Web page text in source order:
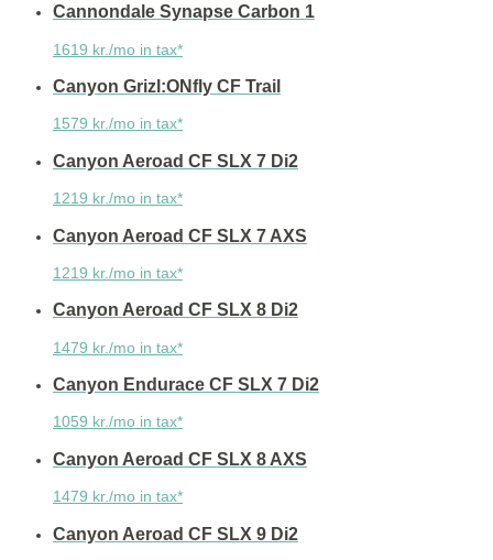
Cannondale Synapse Carbon 1
1619 kr./mo in tax*
Canyon Grizl:ONfly CF Trail
1579 kr./mo in tax*
Canyon Aeroad CF SLX 7 Di2
1219 kr./mo in tax*
Canyon Aeroad CF SLX 7 AXS
1219 kr./mo in tax*
Canyon Aeroad CF SLX 8 Di2
1479 kr./mo in tax*
Canyon Endurace CF SLX 7 Di2
1059 kr./mo in tax*
Canyon Aeroad CF SLX 8 AXS
1479 kr./mo in tax*
Canyon Aeroad CF SLX 9 Di2